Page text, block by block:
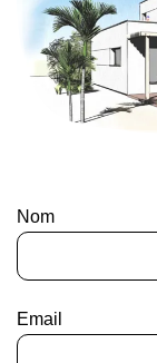
Nom
Email